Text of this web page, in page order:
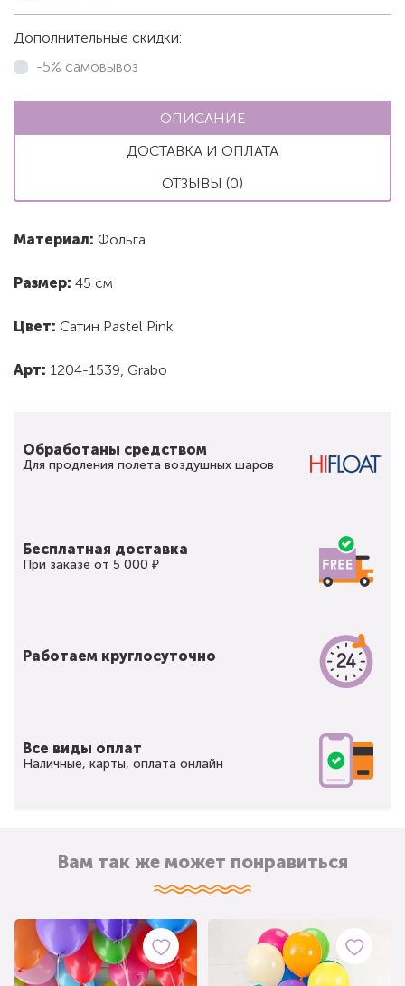
Дополнительные скидки:
-5% самовывоз
ОПИСАНИЕ
ДОСТАВКА И ОПЛАТА
ОТЗЫВЫ (0)
Материал: Фольга
Размер: 45 см
Цвет: Сатин Pastel Pink
Арт: 1204-1539, Grabo
Обработаны средством
Для продления полета воздушных шаров
Бесплатная доставка
При заказе от 5 000 ₽
Работаем круглосуточно
Все виды оплат
Наличные, карты, оплата онлайн
Вам так же может понравиться